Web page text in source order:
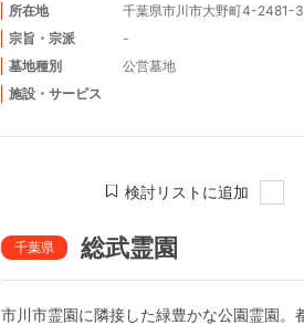
所在地
千葉県市川市大野町4-2481-3
宗旨・宗派
-
墓地種別
公営墓地
施設・サービス
検討リストに追加
千葉県 総武霊園
市川市霊園に隣接した緑豊かな公園霊園。